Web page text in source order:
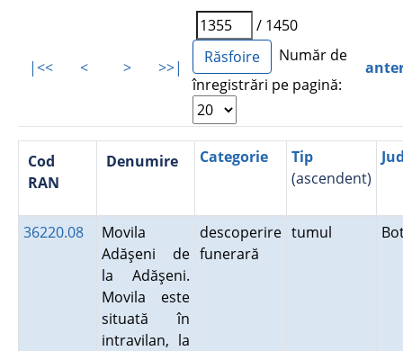
|<< < > >>|
/ 1450
Număr de
înregistrări pe pagină:
Cod
RAN
Denumire Categorie
Tip
(ascendent)
36220.08
Movila
Adăşeni de
la Adăşeni.
Movila este
situată în
intravilan, la
descoperire
funerară
tumul